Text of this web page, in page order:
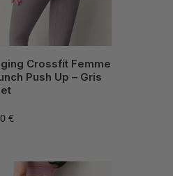
Crossfit Femme
Push Up – Gris
€